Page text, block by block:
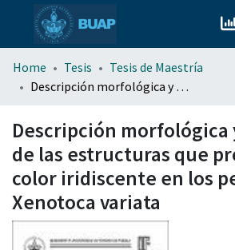
menu.section.about_menu
Home Tesis
Tesis de Maestría
Descripción morfológica y funcional de las estructuras que producen color iridiscente en los peces Xenotoca variata
Descripción
de las estructuras que
color iridiscente en los
Xenotoca variata